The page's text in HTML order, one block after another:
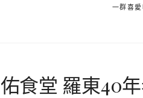
一群喜
食堂 羅東40